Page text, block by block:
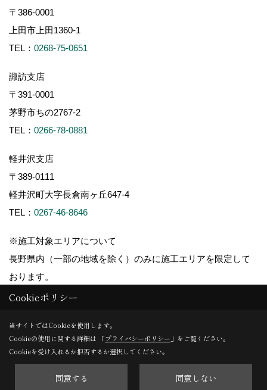
〒386-0001
上田市上田1360-1
TEL： 0268-75-0651
諏訪支店
〒391-0001
茅野市ちの2767-2
TEL： 0266-78-0881
軽井沢支店
〒389-0111
軽井沢町大字長倉南ヶ丘647-4
TEL： 0267-46-8646
※施工対象エリアについて
長野県内（一部の地域を除く）のみに施工エリアを限定して
おります。
Copyright (c) ForestCorporation. All Rights Reserved.
Cookieポリシー
当サイトではCookieを使用します。
Cookieの使用に関する詳細は 「プライバシーポリシー 」をご覧ください。
Cookieを受け入れるか拒否するか選択してください。
同意する 同意しない